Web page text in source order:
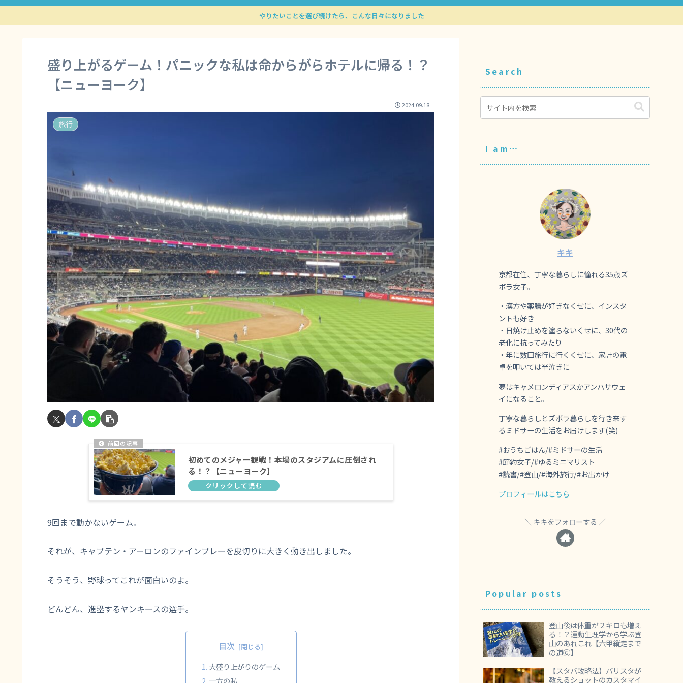
やりたいことを選び続けたら、こんな日々になりました
盛り上がるゲーム！パニックな私は命からがらホテルに帰る！？
【ニューヨーク】
2024.09.18
旅行
初めてのメジャー観戦！本場のスタジアムに圧倒され
る！？【ニューヨーク】
9回まで動かないゲーム。
それが、キャプテン・アーロンのファインプレーを皮切りに大きく動き出しました。
そうそう、野球ってこれが面白いのよ。
どんどん、進塁するヤンキースの選手。
目次
大盛り上がりのゲーム
一方の私
Search
I am…
キキ
京都在住、丁寧な暮らしに憧れる35歳ズ
ボラ女子。
・漢方や薬膳が好きなくせに、インスタ
ントも好き
・日焼け止めを塗らないくせに、30代の
老化に抗ってみたり
・年に数回旅行に行くくせに、家計の電
卓を叩いては半泣きに
夢はキャメロンディアスかアンハサウェ
イになること。
丁寧な暮らしとズボラ暮らしを行き来す
るミドサーの生活をお届けします(笑)
#おうちごはん/#ミドサーの生活
#節約女子/#ゆるミニマリスト
#読書/#登山/#海外旅行/#お出かけ
プロフィールはこちら
キキをフォローする
Popular posts
登山後は体重が２キロも増え
る！？運動生理学から学ぶ登
山のあれこれ【六甲縦走まで
の道⑥】
【スタバ攻略法】バリスタが
教えるショットのカスタマイ